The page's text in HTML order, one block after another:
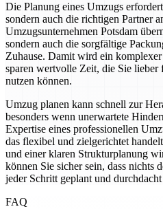
Die Planung eines Umzugs
sondern auch die richtigen Partner
Umzugsunternehmen Potsdam
sondern auch die sorgfältige
Zuhause. Damit wird ein
sparen wertvolle Zeit, die Sie
nutzen können.
Umzug planen kann schnell zur
besonders wenn unerwartete
Expertise eines professionellen
das flexibel und zielgerichtet
und einer klaren Strukturplanung
können Sie sicher sein, dass nichts
jeder Schritt geplant und
FAQ